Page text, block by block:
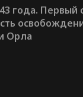
года. Первый
Орла